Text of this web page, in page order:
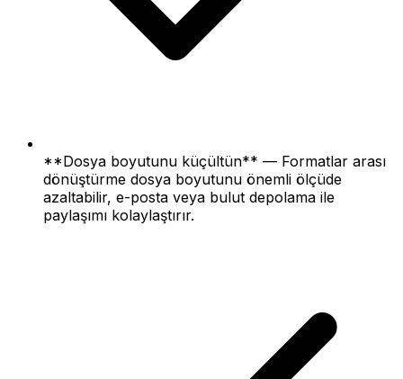
**Dosya boyutunu küçültün** — Formatlar arası
dönüştürme dosya boyutunu önemli ölçüde
azaltabilir, e-posta veya bulut depolama ile
paylaşımı kolaylaştırır.